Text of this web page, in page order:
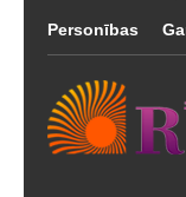
Personības